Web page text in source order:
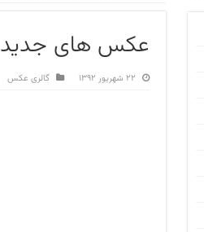
عکس های جدید
۲۲ شهریور ۱۳۹۲ گالری عکس